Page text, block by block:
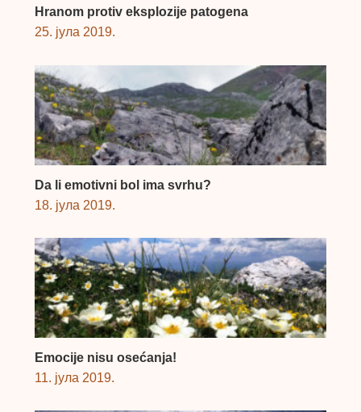
Hranom protiv eksplozije patogena
25. јула 2019.
Da li emotivni bol ima svrhu?
18. јула 2019.
Emocije nisu osećanja!
11. јула 2019.